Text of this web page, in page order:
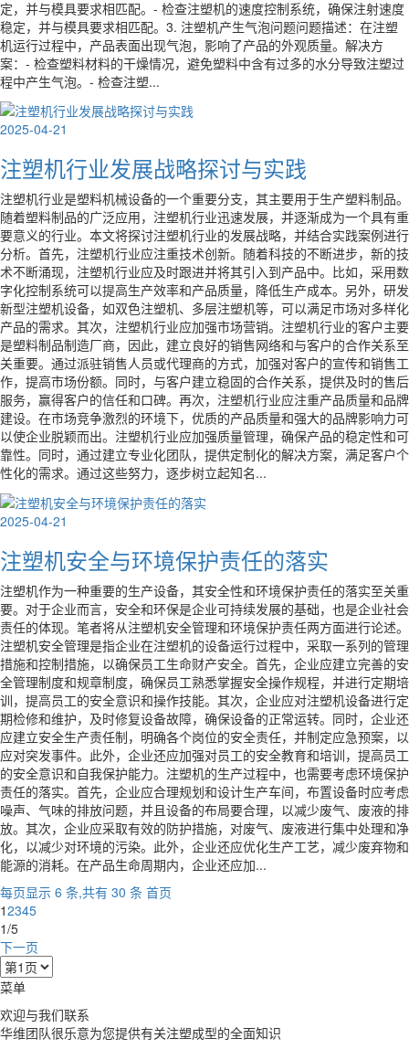
定，并与模具要求相匹配。- 检查注塑机的速度控制系统，确保注射速度
稳定，并与模具要求相匹配。3. 注塑机产生气泡问题问题描述：在注塑
机运行过程中，产品表面出现气泡，影响了产品的外观质量。解决方
案：- 检查塑料材料的干燥情况，避免塑料中含有过多的水分导致注塑过
程中产生气泡。- 检查注塑...
2025-04-21
注塑机行业发展战略探讨与实践
注塑机行业是塑料机械设备的一个重要分支，其主要用于生产塑料制品。
随着塑料制品的广泛应用，注塑机行业迅速发展，并逐渐成为一个具有重
要意义的行业。本文将探讨注塑机行业的发展战略，并结合实践案例进行
分析。首先，注塑机行业应注重技术创新。随着科技的不断进步，新的技
术不断涌现，注塑机行业应及时跟进并将其引入到产品中。比如，采用数
字化控制系统可以提高生产效率和产品质量，降低生产成本。另外，研发
新型注塑机设备，如双色注塑机、多层注塑机等，可以满足市场对多样化
产品的需求。其次，注塑机行业应加强市场营销。注塑机行业的客户主要
是塑料制品制造厂商，因此，建立良好的销售网络和与客户的合作关系至
关重要。通过派驻销售人员或代理商的方式，加强对客户的宣传和销售工
作，提高市场份额。同时，与客户建立稳固的合作关系，提供及时的售后
服务，赢得客户的信任和口碑。再次，注塑机行业应注重产品质量和品牌
建设。在市场竞争激烈的环境下，优质的产品质量和强大的品牌影响力可
以使企业脱颖而出。注塑机行业应加强质量管理，确保产品的稳定性和可
靠性。同时，通过建立专业化团队，提供定制化的解决方案，满足客户个
性化的需求。通过这些努力，逐步树立起知名...
2025-04-21
注塑机安全与环境保护责任的落实
注塑机作为一种重要的生产设备，其安全性和环境保护责任的落实至关重
要。对于企业而言，安全和环保是企业可持续发展的基础，也是企业社会
责任的体现。笔者将从注塑机安全管理和环境保护责任两方面进行论述。
注塑机安全管理是指企业在注塑机的设备运行过程中，采取一系列的管理
措施和控制措施，以确保员工生命财产安全。首先，企业应建立完善的安
全管理制度和规章制度，确保员工熟悉掌握安全操作规程，并进行定期培
训，提高员工的安全意识和操作技能。其次，企业应对注塑机设备进行定
期检修和维护，及时修复设备故障，确保设备的正常运转。同时，企业还
应建立安全生产责任制，明确各个岗位的安全责任，并制定应急预案，以
应对突发事件。此外，企业还应加强对员工的安全教育和培训，提高员工
的安全意识和自我保护能力。注塑机的生产过程中，也需要考虑环境保护
责任的落实。首先，企业应合理规划和设计生产车间，布置设备时应考虑
噪声、气味的排放问题，并且设备的布局要合理，以减少废气、废液的排
放。其次，企业应采取有效的防护措施，对废气、废液进行集中处理和净
化，以减少对环境的污染。此外，企业还应优化生产工艺，减少废弃物和
能源的消耗。在产品生命周期内，企业还应加...
每页显示 6 条,共有 30 条 首页
12345
1/5
下一页
菜单
欢迎与我们联系
华维团队很乐意为您提供有关注塑成型的全面知识